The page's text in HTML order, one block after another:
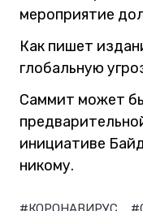
мероприятие
Как пишет
глобальную
Саммит может
инициативе
никому.